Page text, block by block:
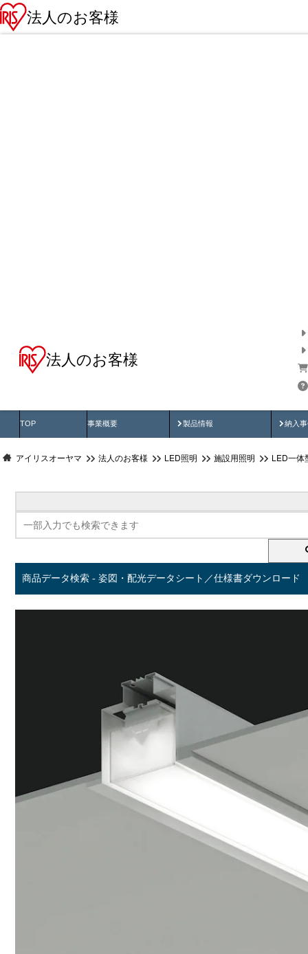
法人のお客様
法人のお客様
TOP 事業概要 製品情報
製品動画 納入
納
アイリスオーヤマ 法人のお客様 LED照明 施設用照明 LED一体
商品データ検索 - 姿図・配光データシート／仕様書ダウンロード